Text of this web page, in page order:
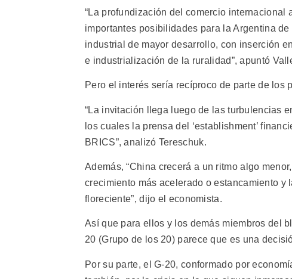
“La profundización del comercio
importantes posibilidades para la Argentina
industrial de mayor desarrollo, con inserción
e industrialización de la ruralidad”, apuntó
Pero el interés sería recíproco de parte de los
“La invitación llega luego de las turbulencias
los cuales la prensa del ‘establishment’
BRICS”, analizó Tereschuk.
Además, “China crecerá a un ritmo algo
crecimiento más acelerado o estancamiento y
floreciente”, dijo el economista.
Así que para ellos y los demás miembros del
20 (Grupo de los 20) parece que es una
Por su parte, el G-20, conformado por